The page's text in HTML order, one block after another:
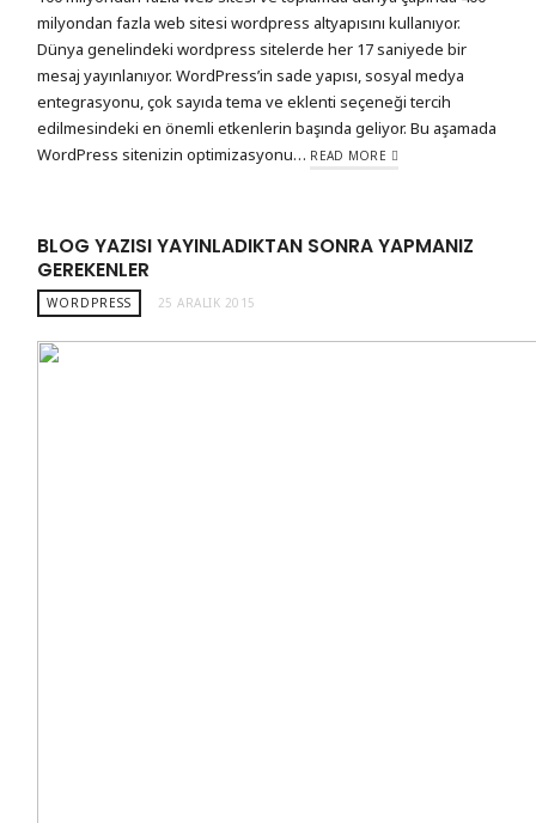
milyondan fazla web sitesi wordpress altyapısını kullanıyor.
Dünya genelindeki wordpress sitelerde her 17 saniyede bir
mesaj yayınlanıyor. WordPress’in sade yapısı, sosyal medya
entegrasyonu, çok sayıda tema ve eklenti seçeneği tercih
edilmesindeki en önemli etkenlerin başında geliyor. Bu aşamada
WordPress sitenizin optimizasyonu… READ MORE
BLOG YAZISI YAYINLADIKTAN SONRA YAPMANIZ
GEREKENLER
WORDPRESS 25 ARALIK 2015